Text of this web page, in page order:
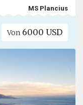
MS Plancius
Von 6000 USD